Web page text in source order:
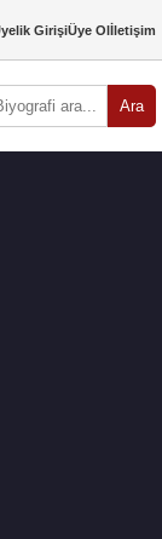
GirişiÜye Olİletişim
Ara